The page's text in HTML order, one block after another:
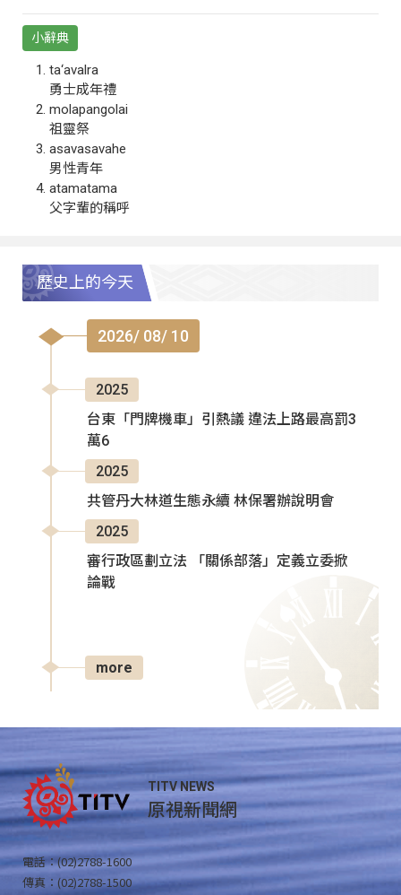
小辭典
ta‘avalra
勇士成年禮
molapangolai
祖靈祭
asavasavahe
男性青年
atamatama
父字輩的稱呼
歷史上的今天
2026/ 08/ 10
2025
台東「門牌機車」引熱議 違法上路最高罰3
萬6
2025
共管丹大林道生態永續 林保署辦說明會
2025
審行政區劃立法 「關係部落」定義立委掀
論戰
more
TITV NEWS
原視新聞網
電話：(02)2788-1600
傳真：(02)2788-1500